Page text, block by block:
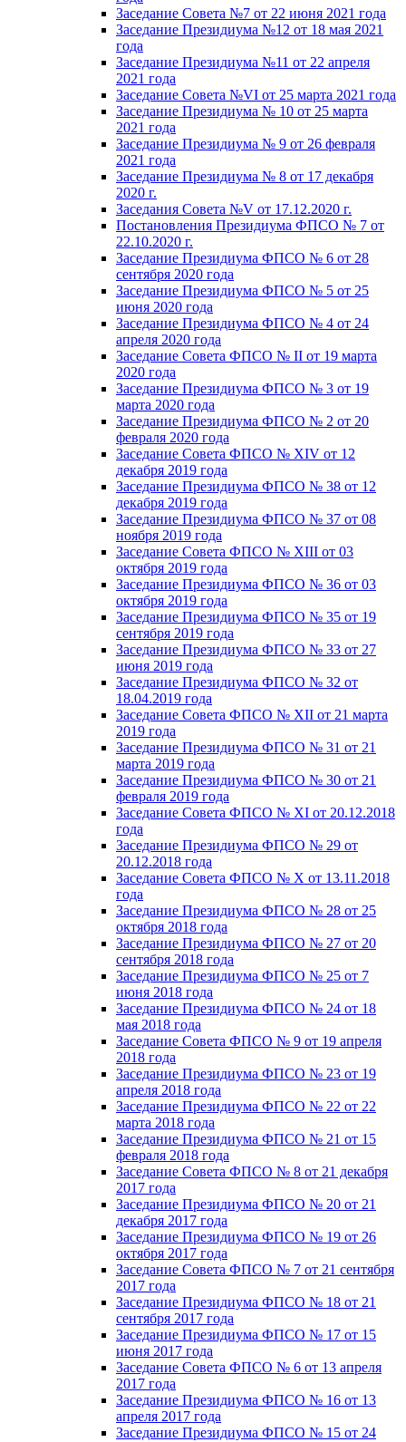
Заседание Совета №7 от 22 июня 2021 года
Заседание Президиума №12 от 18 мая 2021
года
Заседание Президиума №11 от 22 апреля
2021 года
Заседание Совета №VI от 25 марта 2021 года
Заседание Президиума № 10 от 25 марта
2021 года
Заседание Президиума № 9 от 26 февраля
2021 года
Заседание Президиума № 8 от 17 декабря
2020 г.
Заседания Совета №V от 17.12.2020 г.
Постановления Президиума ФПСО № 7 от
22.10.2020 г.
Заседание Президиума ФПСО № 6 от 28
сентября 2020 года
Заседание Президиума ФПСО № 5 от 25
июня 2020 года
Заседание Президиума ФПСО № 4 от 24
апреля 2020 года
Заседание Совета ФПСО № II от 19 марта
2020 года
Заседание Президиума ФПСО № 3 от 19
марта 2020 года
Заседание Президиума ФПСО № 2 от 20
февраля 2020 года
Заседание Совета ФПСО № XIV от 12
декабря 2019 года
Заседание Президиума ФПСО № 38 от 12
декабря 2019 года
Заседание Президиума ФПСО № 37 от 08
ноября 2019 года
Заседание Совета ФПСО № XIII от 03
октября 2019 года
Заседание Президиума ФПСО № 36 от 03
октября 2019 года
Заседание Президиума ФПСО № 35 от 19
сентября 2019 года
Заседание Президиума ФПСО № 33 от 27
июня 2019 года
Заседание Президиума ФПСО № 32 от
18.04.2019 года
Заседание Совета ФПСО № XII от 21 марта
2019 года
Заседание Президиума ФПСО № 31 от 21
марта 2019 года
Заседание Президиума ФПСО № 30 от 21
февраля 2019 года
Заседание Совета ФПСО № XI от 20.12.2018
года
Заседание Президиума ФПСО № 29 от
20.12.2018 года
Заседание Совета ФПСО № X от 13.11.2018
года
Заседание Президиума ФПСО № 28 от 25
октября 2018 года
Заседание Президиума ФПСО № 27 от 20
сентября 2018 года
Заседание Президиума ФПСО № 25 от 7
июня 2018 года
Заседание Президиума ФПСО № 24 от 18
мая 2018 года
Заседание Совета ФПСО № 9 от 19 апреля
2018 года
Заседание Президиума ФПСО № 23 от 19
апреля 2018 года
Заседание Президиума ФПСО № 22 от 22
марта 2018 года
Заседание Президиума ФПСО № 21 от 15
февраля 2018 года
Заседание Совета ФПСО № 8 от 21 декабря
2017 года
Заседание Президиума ФПСО № 20 от 21
декабря 2017 года
Заседание Президиума ФПСО № 19 от 26
октября 2017 года
Заседание Совета ФПСО № 7 от 21 сентября
2017 года
Заседание Президиума ФПСО № 18 от 21
сентября 2017 года
Заседание Президиума ФПСО № 17 от 15
июня 2017 года
Заседание Совета ФПСО № 6 от 13 апреля
2017 года
Заседание Президиума ФПСО № 16 от 13
апреля 2017 года
Заседание Президиума ФПСО № 15 от 24